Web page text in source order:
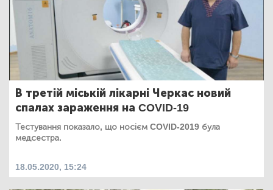
В третій міській лікарні Черкас новий
спалах зараження на COVID-19
Тестування показало, що носієм COVID-2019 була
медсестра.
18.05.2020, 15:24